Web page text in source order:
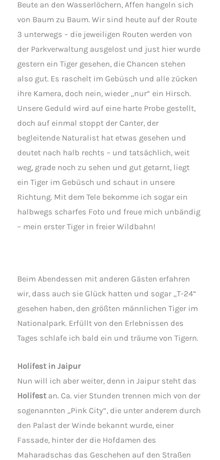
Beute an den Wasserlöchern, Affen hangeln sich
von Baum zu Baum. Wir sind heute auf der Route
3 unterwegs – die jeweiligen Routen werden von
der Parkverwaltung ausgelost und just hier wurde
gestern ein Tiger gesehen, die Chancen stehen
also gut. Es raschelt im Gebüsch und alle zücken
ihre Kamera, doch nein, wieder „nur“ ein Hirsch.
Unsere Geduld wird auf eine harte Probe gestellt,
doch auf einmal stoppt der Canter, der
begleitende Naturalist hat etwas gesehen und
deutet nach halb rechts – und tatsächlich, weit
weg, grade noch zu sehen und gut getarnt, liegt
ein Tiger im Gebüsch und schaut in unsere
Richtung. Mit dem Tele bekomme ich sogar ein
halbwegs scharfes Foto und freue mich unbändig
– mein erster Tiger in freier Wildbahn!
Beim Abendessen mit anderen Gästen erfahren
wir, dass auch sie Glück hatten und sogar „T-24“
gesehen haben, den größten männlichen Tiger im
Nationalpark. Erfüllt von den Erlebnissen des
Tages schlafe ich bald ein und träume von Tigern.
Holifest in Jaipur
Nun will ich aber weiter, denn in Jaipur steht das
Holifestan. Ca. vier Stunden trennen mich von der
sogenannten „Pink City“, die unter anderem durch
den Palast der Winde bekannt wurde, einer
Fassade, hinter der die Hofdamen des
Maharadschas das Geschehen auf den Straßen